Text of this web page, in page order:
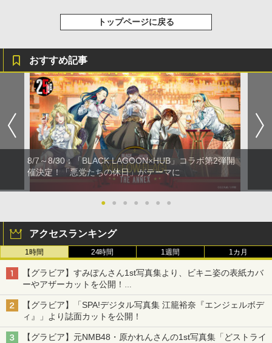
トップページに戻る
おすすめ記事
8/7～8/30：「BLACK LAGOON×HUB」コラボ第2弾開
催決定！「悪党たちの休日」がテーマに
● ● ● ● ● ● ●
アクセスランキング
1時間 24時間 1週間 1カ月
【グラビア】すみぽんさん1st写真集より、ビキニ姿の表紙カバ
ーやアザーカットを公開！
タイトルは「offcourt（オフコート）」に決定
【グラビア】「SPA!デジタル写真集 江籠裕奈『エンジェルボデ
ィ』」より誌面カットを公開！
【グラビア】元NMB48・原かれんさんの1st写真集「どストライ